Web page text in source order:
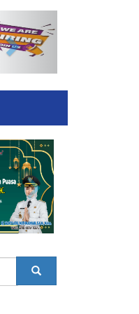
Next
SEARCH